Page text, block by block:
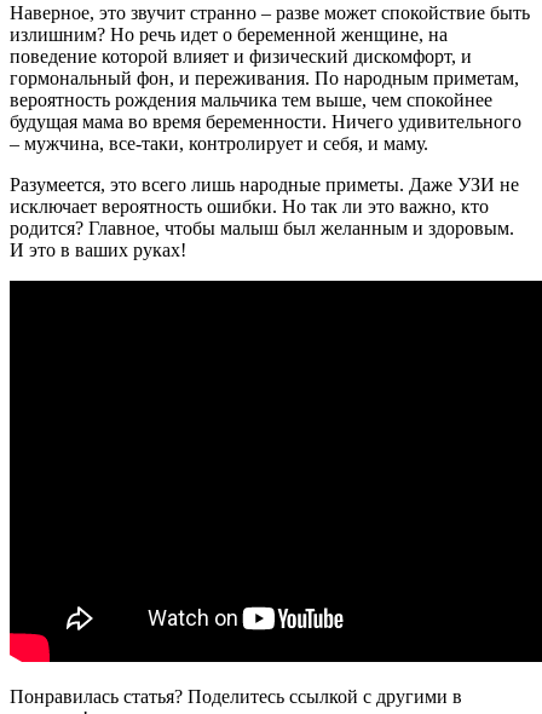
Наверное, это звучит странно – разве может спокойствие быть
излишним? Но речь идет о беременной женщине, на
поведение которой влияет и физический дискомфорт, и
гормональный фон, и переживания. По народным приметам,
вероятность рождения мальчика тем выше, чем спокойнее
будущая мама во время беременности. Ничего удивительного
‒ мужчина, все-таки, контролирует и себя, и маму.
Разумеется, это всего лишь народные приметы. Даже УЗИ не
исключает вероятность ошибки. Но так ли это важно, кто
родится? Главное, чтобы малыш был желанным и здоровым.
И это в ваших руках!
Понравилась статья? Поделитесь ссылкой с другими в